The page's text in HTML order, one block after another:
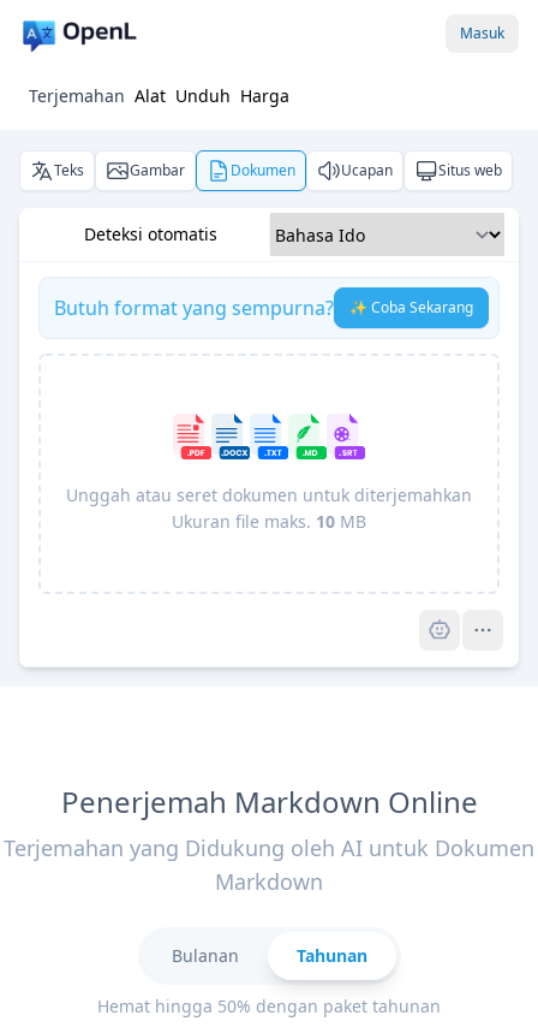
Masuk
Terjemahan Alat Unduh Harga
Teks Gambar Dokumen Ucapan Situs web
Deteksi otomatis
Butuh format yang sempurna? ✨ Coba Sekarang
Unggah atau seret dokumen untuk diterjemahkan
Ukuran file maks. 10 MB
Penerjemah Markdown Online
Terjemahan yang Didukung oleh AI untuk Dokumen
Markdown
Bulanan Tahunan
Hemat hingga 50% dengan paket tahunan